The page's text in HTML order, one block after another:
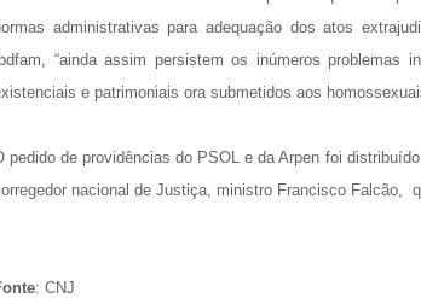
administrativas para adequação dos atos
Ibdfam, “ainda assim persistem os inúmeros problemas
e patrimoniais ora submetidos aos
pedido de providências do PSOL e da Arpen foi
nacional de Justiça, ministro Francisco Falcão,
: CNJ